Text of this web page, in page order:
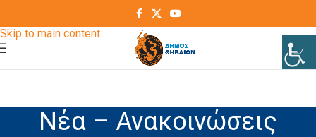
Skip to main content
Νέα – Ανακοινώσεις